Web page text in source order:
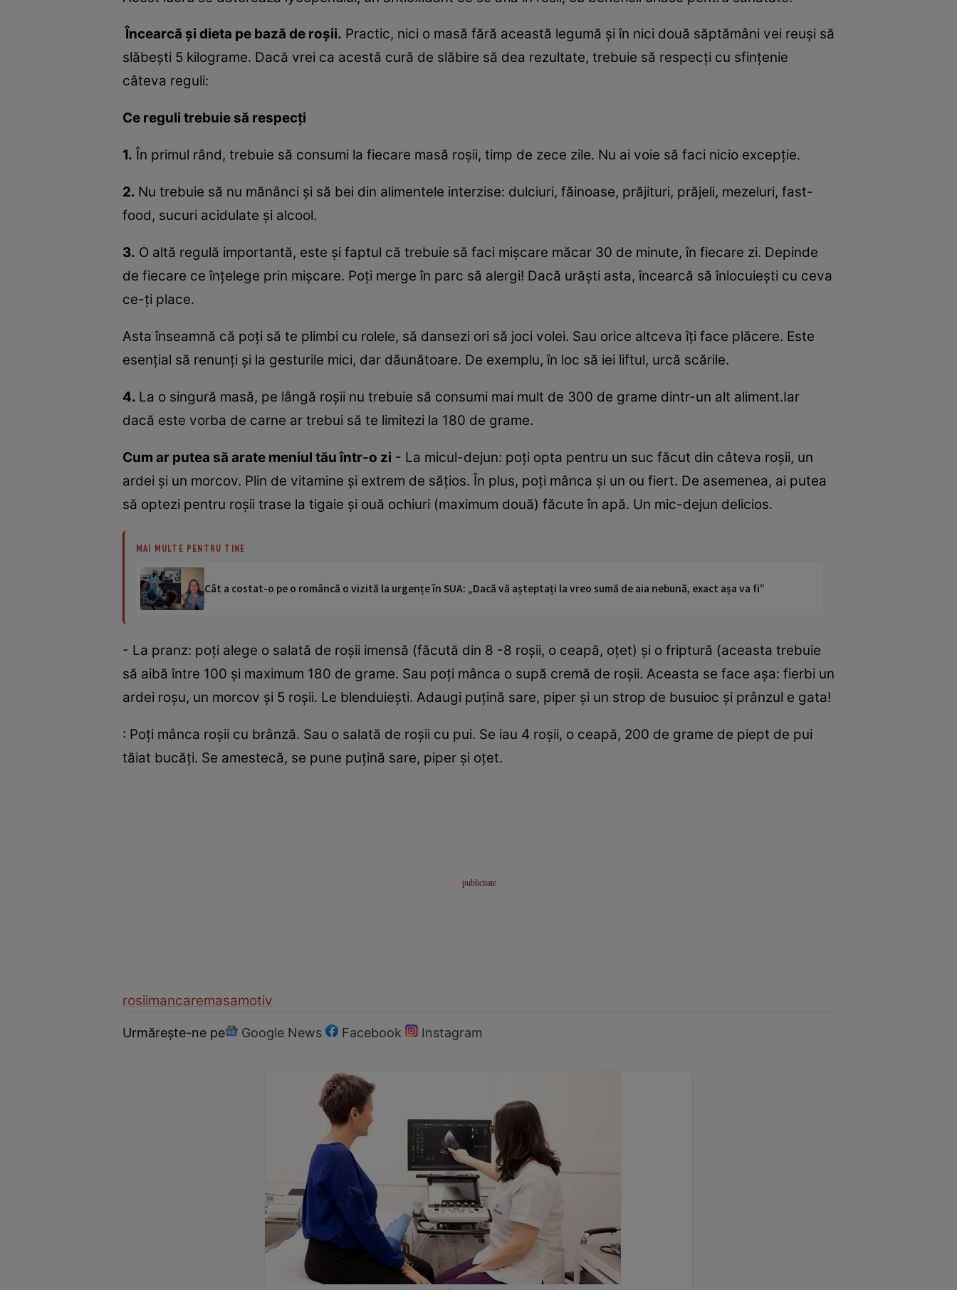
Încearcă şi dieta pe bază de roşii. Practic, nici o masă fără această legumă şi în nici două săptămâni vei reuşi să
slăbeşti 5 kilograme. Dacă vrei ca acestă cură de slăbire să dea rezultate, trebuie să respecţi cu sfinţenie
câteva reguli:
Ce reguli trebuie să respecţi
1. În primul rând, trebuie să consumi la fiecare masă roşii, timp de zece zile. Nu ai voie să faci nicio excepţie.
2. Nu trebuie să nu mănânci şi să bei din alimentele interzise: dulciuri, făinoase, prăjituri, prăjeli, mezeluri, fast-
food, sucuri acidulate şi alcool.
3. O altă regulă importantă, este şi faptul că trebuie să faci mişcare măcar 30 de minute, în fiecare zi. Depinde
de fiecare ce înţelege prin mişcare. Poţi merge în parc să alergi! Dacă urăşti asta, încearcă să înlocuieşti cu ceva
ce-ţi place.
Asta înseamnă că poţi să te plimbi cu rolele, să dansezi ori să joci volei. Sau orice altceva îţi face plăcere. Este
esenţial să renunţi şi la gesturile mici, dar dăunătoare. De exemplu, în loc să iei liftul, urcă scările.
4. La o singură masă, pe lângă roşii nu trebuie să consumi mai mult de 300 de grame dintr-un alt aliment.Iar
dacă este vorba de carne ar trebui să te limitezi la 180 de grame.
Cum ar putea să arate meniul tău într-o zi - La micul-dejun: poţi opta pentru un suc făcut din câteva roşii, un
ardei şi un morcov. Plin de vitamine şi extrem de săţios. În plus, poţi mânca şi un ou fiert. De asemenea, ai putea
să optezi pentru roşii trase la tigaie şi ouă ochiuri (maximum două) făcute în apă. Un mic-dejun delicios.
MAI MULTE PENTRU TINE
Cât a costat-o pe o româncă o vizită la urgențe în SUA: „Dacă vă așteptați la vreo sumă de aia nebună, exact așa va fi”
- La pranz: poţi alege o salată de roşii imensă (făcută din 8 -8 roşii, o ceapă, oţet) şi o friptură (aceasta trebuie
să aibă între 100 şi maximum 180 de grame. Sau poţi mânca o supă cremă de roşii. Aceasta se face aşa: fierbi un
ardei roşu, un morcov şi 5 roşii. Le blenduieşti. Adaugi puţină sare, piper şi un strop de busuioc şi prânzul e gata!
: Poţi mânca roşii cu brânză. Sau o salată de roşii cu pui. Se iau 4 roşii, o ceapă, 200 de grame de piept de pui
tăiat bucăţi. Se amestecă, se pune puţină sare, piper şi oţet.
rosiimancaremasamotiv
Urmărește-ne pe Google News Facebook Instagram